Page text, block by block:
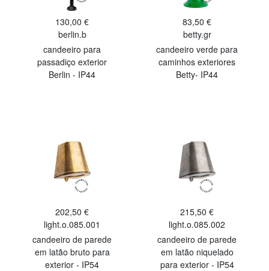
130,00 €
berlin.b
candeeiro para
passadiço exterior
Berlin - IP44
83,50 €
betty.gr
candeeiro verde para
caminhos exteriores
Betty- IP44
202,50 €
light.o.085.001
candeeiro de parede
em latão bruto para
exterior - IP54
215,50 €
light.o.085.002
candeeiro de parede
em latão niquelado
para exterior - IP54